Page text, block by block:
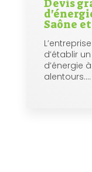
Devis
Saône
d’établir
d’énergie
alentours....